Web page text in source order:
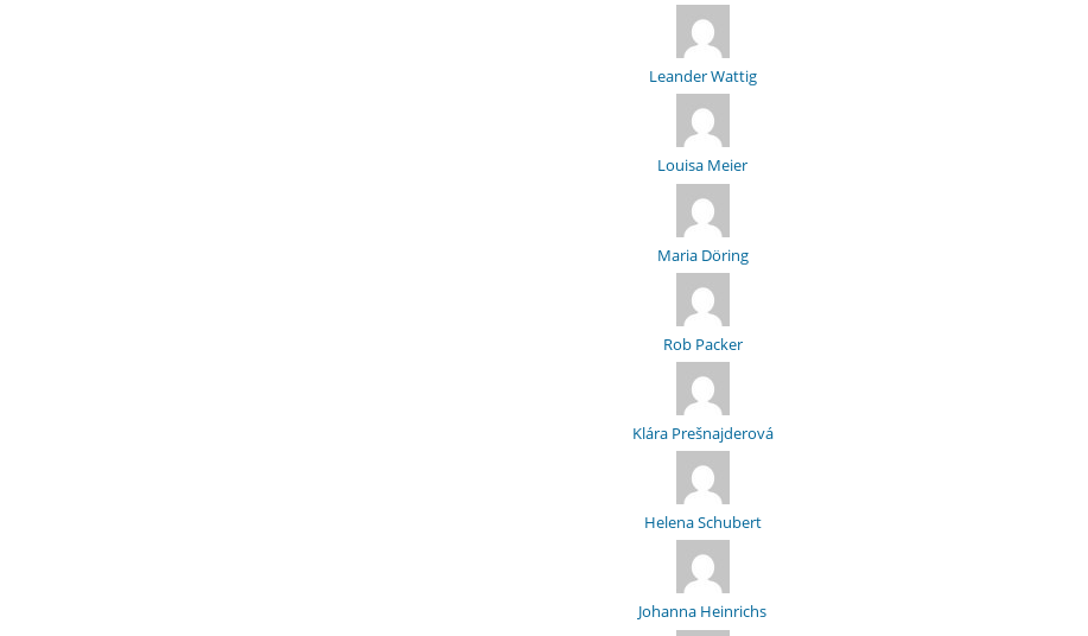
Leander Wattig
Louisa Meier
Maria Döring
Rob Packer
Klára Prešnajderová
Helena Schubert
Johanna Heinrichs